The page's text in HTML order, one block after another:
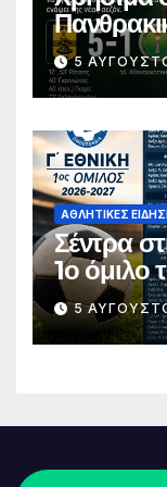
5
ΑΘΛΗΤΙΚΈΣ
Σέντρα
1ο όμιλο
5